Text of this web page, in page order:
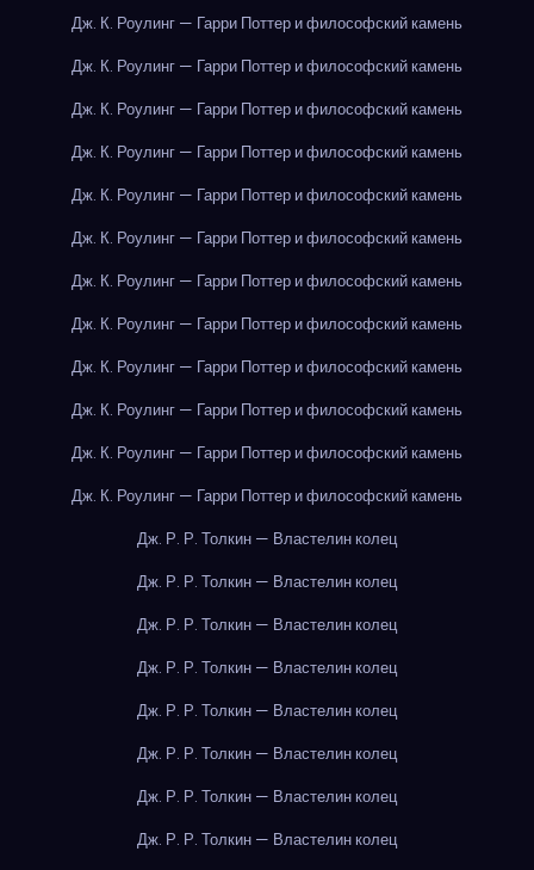
Дж. К. Роулинг — Гарри Поттер и философский камень
Дж. К. Роулинг — Гарри Поттер и философский камень
Дж. К. Роулинг — Гарри Поттер и философский камень
Дж. К. Роулинг — Гарри Поттер и философский камень
Дж. К. Роулинг — Гарри Поттер и философский камень
Дж. К. Роулинг — Гарри Поттер и философский камень
Дж. К. Роулинг — Гарри Поттер и философский камень
Дж. К. Роулинг — Гарри Поттер и философский камень
Дж. К. Роулинг — Гарри Поттер и философский камень
Дж. К. Роулинг — Гарри Поттер и философский камень
Дж. К. Роулинг — Гарри Поттер и философский камень
Дж. К. Роулинг — Гарри Поттер и философский камень
Дж. Р. Р. Толкин — Властелин колец
Дж. Р. Р. Толкин — Властелин колец
Дж. Р. Р. Толкин — Властелин колец
Дж. Р. Р. Толкин — Властелин колец
Дж. Р. Р. Толкин — Властелин колец
Дж. Р. Р. Толкин — Властелин колец
Дж. Р. Р. Толкин — Властелин колец
Дж. Р. Р. Толкин — Властелин колец